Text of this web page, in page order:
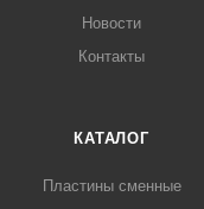
Новости
Контакты
КАТАЛОГ
Пластины сменные